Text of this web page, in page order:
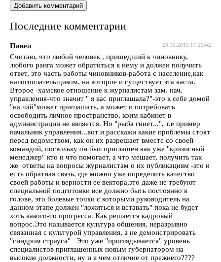
Последние комментарии
23.10.2015 17:29:42
Павел
Считаю, что любой человек , пришедший к чиновнику,
любого ранга может обратиться к нему и должен получить
ответ, это часть работы чиновников-работа с население,как
налогоплательщиком, на которое и существует эта каста.
Второе -хамское отношение к журналистам зам. нач.
управления-что значит " я вас приглашала?"-это к себе домой
"на чай"может приглашать, а может и потребовать
освободить личное пространство, коим кабинет в
администрации не является. Но "рыба гниет...", т.е пример
начальник управления...вот и расскажи какие проблемы стоят
перед ведомством, как он их разрешает вместе со своей
командой, поскольку он был приглашен как уже "кризисный
менеджер" кто и что помогает, а что мешает, получить так
же ответы на вопросы журналистам о их публикациям -это и
есть обратная связь, где можно уже определить качество
своей работы и верности ее вектора,это даже не требуют
специальной подготовки все должно быть постоянно в
голове, это болевые точки с которыми руководитель на
данном этапе должен "ложиться и вставать" пока не будет
хоть какого-то прогресса. Как решается кадровый
вопрос.Это называется культура общения, неразрывно
связанная с культурой управления, а не демонстрировать
"синдром страуса" Это уже "проглядывается" уровень
специалистов приглашенных новым губернатором на
высокие должности, ну и в чем отличие от прежнего????